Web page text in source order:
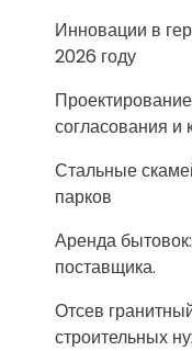
Инновации в
2026 году
согласования и
Стальные
парков
Аренда
поставщика.
Отсев
строительных